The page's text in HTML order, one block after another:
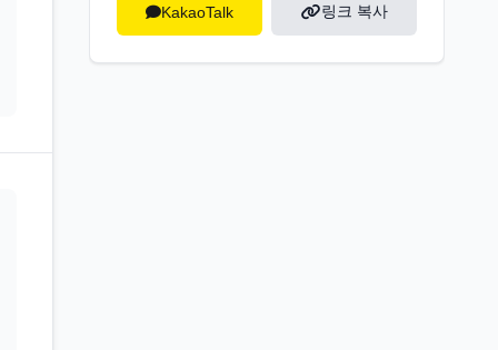
KakaoTalk 링크 복사